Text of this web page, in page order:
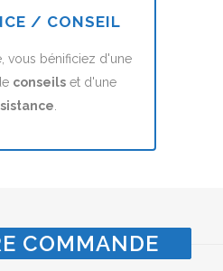
/ CONSEIL
vous bénificiez d'une
conseils et d'une
.
COMMANDE